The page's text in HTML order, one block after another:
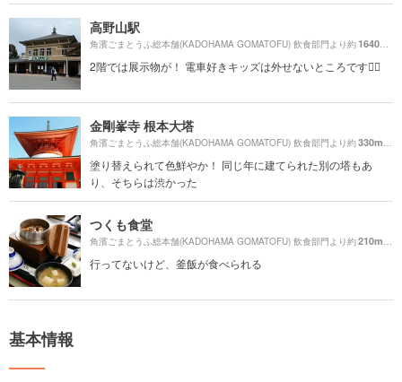
高野山駅
角濱ごまとうふ総本舗(KADOHAMA GOMATOFU) 飲食部門より約1640m
2階では展示物が！ 電車好きキッズは外せないところです🙆‍♀️
金剛峯寺 根本大塔
角濱ごまとうふ総本舗(KADOHAMA GOMATOFU) 飲食部門より約330m （
塗り替えられて色鮮やか！ 同じ年に建てられた別の塔もあ
り、そちらは渋かった
つくも食堂
角濱ごまとうふ総本舗(KADOHAMA GOMATOFU) 飲食部門より約210m （
行ってないけど、釜飯が食べられる
基本情報